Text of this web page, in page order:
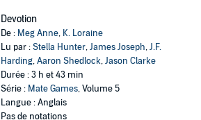
Devotion
De : Meg Anne, K. Loraine
Lu par :Stella Hunter,James Joseph,J.F.
Harding,Aaron Shedlock,Jason Clarke
Durée : 3 h et 43 min
Série : Mate Games, Volume 5
Langue : Anglais
Pas de notations